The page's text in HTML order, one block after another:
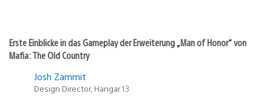
Erste Einblicke in das Gameplay der Erweiterung „Man of Honor“ von
Mafia: The Old Country
Josh Zammit
Design Director, Hangar 13